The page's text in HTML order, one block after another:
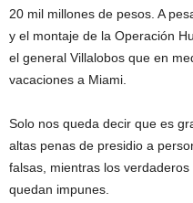
20 mil millones de pesos. A
y el montaje de la Operación
el general Villalobos que en
vacaciones a Miami.
Solo nos queda decir que es
altas penas de presidio a
falsas, mientras los
quedan impunes.